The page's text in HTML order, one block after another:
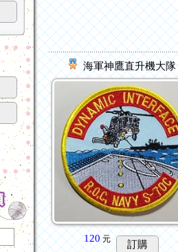
海軍神鷹直升機大隊
120元 訂購